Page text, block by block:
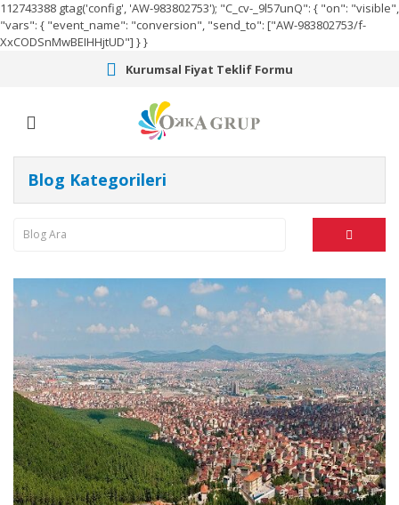
112743388 gtag('config', 'AW-983802753'); "C_cv-_9l57unQ": { "on": "visible",
"vars": { "event_name": "conversion", "send_to": ["AW-983802753/f-
XxCODSnMwBEIHHjtUD"] } }
Kurumsal Fiyat Teklif Formu
Blog Kategorileri